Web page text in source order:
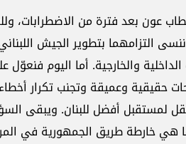
عون بعد فترة من الاضطرابات،
التزامهما بتطوير الجيش
والخارجية. أما اليوم
حقيقية وعميقة وتجنب تكرار
لمستقبل أفضل للبنان. ويبقى
خارطة طريق الجمهورية في